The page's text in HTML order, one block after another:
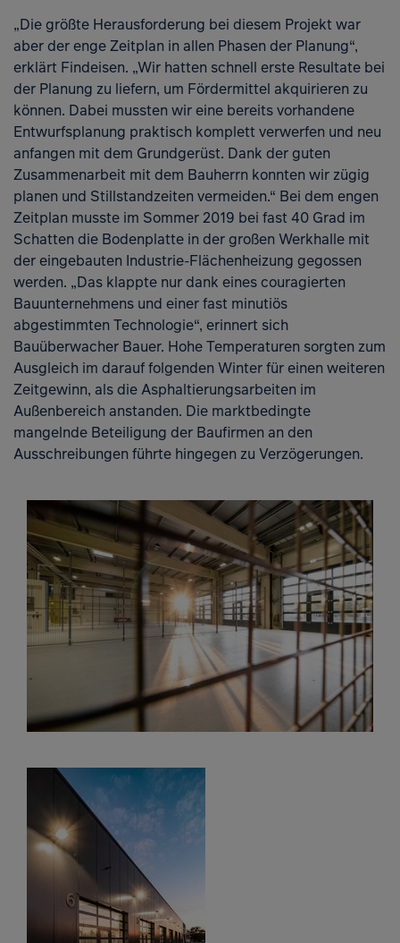
„Die größte Herausforderung bei diesem Projekt war
aber der enge Zeitplan in allen Phasen der Planung“,
erklärt Findeisen. „Wir hatten schnell erste Resultate bei
der Planung zu liefern, um Fördermittel akquirieren zu
können. Dabei mussten wir eine bereits vorhandene
Entwurfsplanung praktisch komplett verwerfen und neu
anfangen mit dem Grundgerüst. Dank der guten
Zusammenarbeit mit dem Bauherrn konnten wir zügig
planen und Stillstandzeiten vermeiden.“ Bei dem engen
Zeitplan musste im Sommer 2019 bei fast 40 Grad im
Schatten die Bodenplatte in der großen Werkhalle mit
der eingebauten Industrie-Flächenheizung gegossen
werden. „Das klappte nur dank eines couragierten
Bauunternehmens und einer fast minutiös
abgestimmten Technologie“, erinnert sich
Bauüberwacher Bauer. Hohe Temperaturen sorgten zum
Ausgleich im darauf folgenden Winter für einen weiteren
Zeitgewinn, als die Asphaltierungsarbeiten im
Außenbereich anstanden. Die marktbedingte
mangelnde Beteiligung der Baufirmen an den
Ausschreibungen führte hingegen zu Verzögerungen.